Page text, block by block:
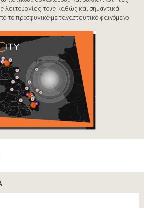
λειτουργίες τους καθώς και σημαντικά
το προσφυγικό-μεταναστευτικό φαινόμενο